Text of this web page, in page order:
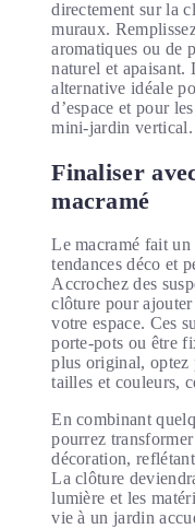
directement sur la
muraux.
aromatiques ou de
naturel et apaisant.
alternative idéale
d’espace et pour
mini-jardin vertical.
Finaliser
macramé
Le macramé fait
tendances déco et
Accrochez des
clôture pour
votre espace. Ces
porte-pots ou être
plus original, optez
tailles et couleurs,
En combinant
pourrez
décoration,
La clôture
lumière et les
vie à un jardin